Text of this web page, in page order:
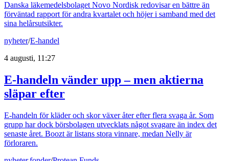
Danska läkemedelsbolaget Novo Nordisk redovisar en bättre än
förväntad rapport för andra kvartalet och höjer i samband med det
sina helårsutsikter.
nyheter/E-handel
4 augusti, 11:27
E-handeln vänder upp – men aktierna
släpar efter
E-handeln för kläder och skor växer åter efter flera svaga år. Som
grupp har dock börsbolagen utvecklats något svagare än index det
senaste året. Boozt är listans stora vinnare, medan Nelly är
förloraren.